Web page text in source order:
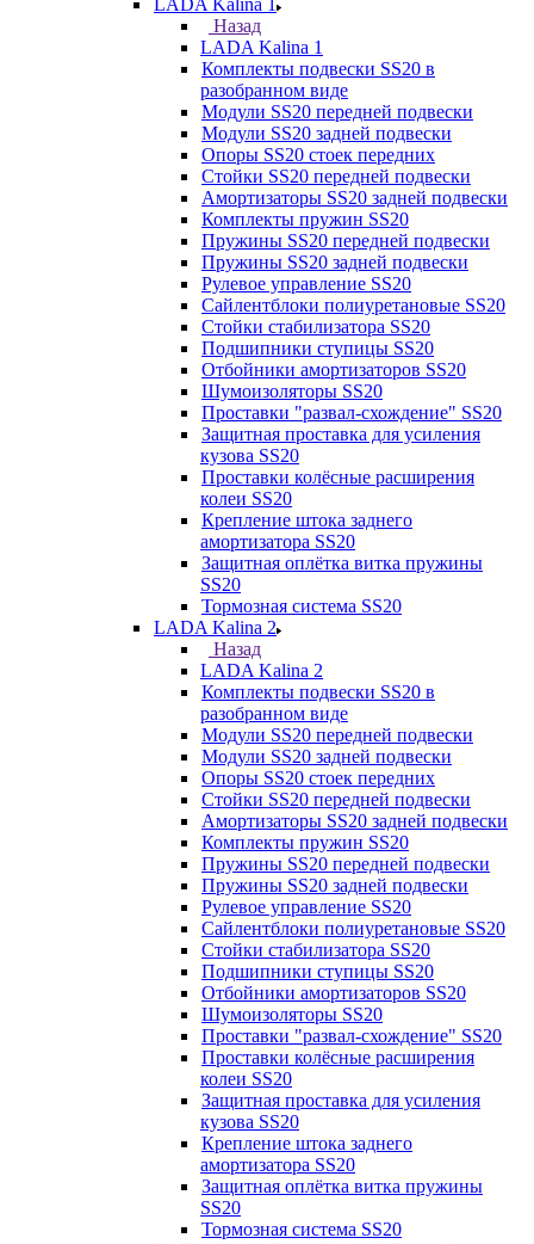
LADA Kalina 1
Назад
LADA Kalina 1
Комплекты подвески SS20 в
разобранном виде
Модули SS20 передней подвески
Модули SS20 задней подвески
Опоры SS20 стоек передних
Стойки SS20 передней подвески
Амортизаторы SS20 задней подвески
Комплекты пружин SS20
Пружины SS20 передней подвески
Пружины SS20 задней подвески
Рулевое управление SS20
Сайлентблоки полиуретановые SS20
Стойки стабилизатора SS20
Подшипники ступицы SS20
Отбойники амортизаторов SS20
Шумоизоляторы SS20
Проставки "развал-схождение" SS20
Защитная проставка для усиления
кузова SS20
Проставки колёсные расширения
колеи SS20
Крепление штока заднего
амортизатора SS20
Защитная оплётка витка пружины
SS20
Тормозная система SS20
LADA Kalina 2
Назад
LADA Kalina 2
Комплекты подвески SS20 в
разобранном виде
Модули SS20 передней подвески
Модули SS20 задней подвески
Опоры SS20 стоек передних
Стойки SS20 передней подвески
Амортизаторы SS20 задней подвески
Комплекты пружин SS20
Пружины SS20 передней подвески
Пружины SS20 задней подвески
Рулевое управление SS20
Сайлентблоки полиуретановые SS20
Стойки стабилизатора SS20
Подшипники ступицы SS20
Отбойники амортизаторов SS20
Шумоизоляторы SS20
Проставки "развал-схождение" SS20
Проставки колёсные расширения
колеи SS20
Защитная проставка для усиления
кузова SS20
Крепление штока заднего
амортизатора SS20
Защитная оплётка витка пружины
SS20
Тормозная система SS20